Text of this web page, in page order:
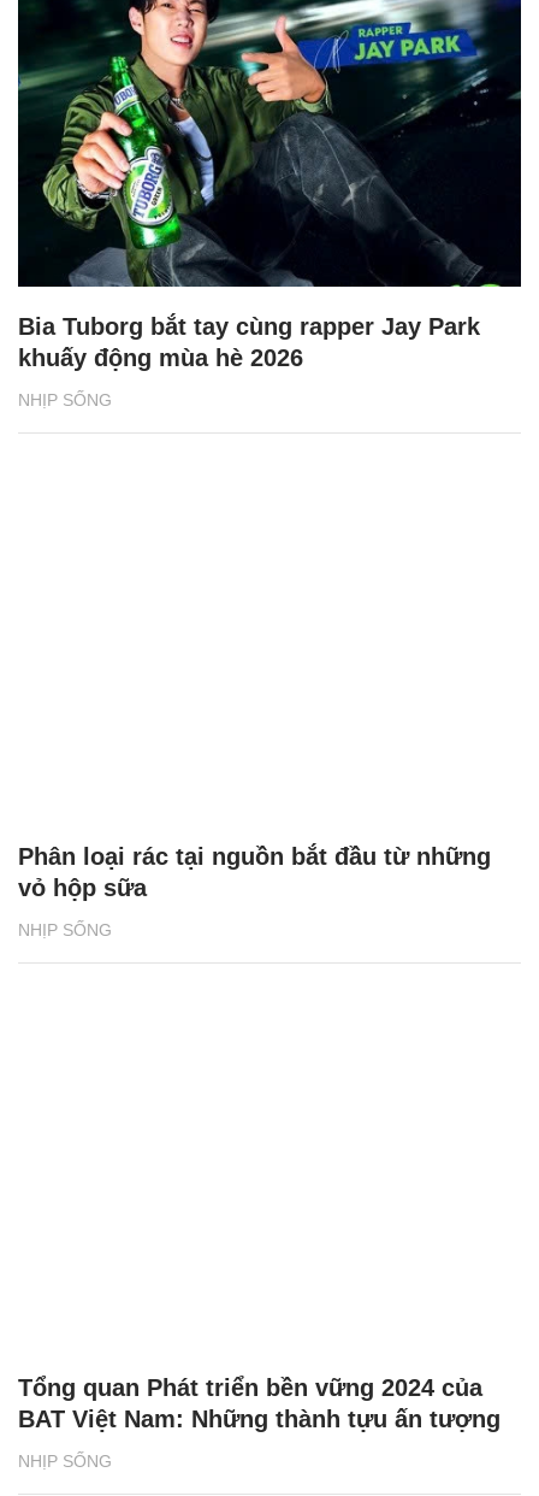
NHỊP SỐNG
Bia Tuborg bắt tay cùng rapper Jay Park
khuấy động mùa hè 2026
NHỊP SỐNG
Phân loại rác tại nguồn bắt đầu từ những
vỏ hộp sữa
NHỊP SỐNG
Tổng quan Phát triển bền vững 2024 của
BAT Việt Nam: Những thành tựu ấn tượng